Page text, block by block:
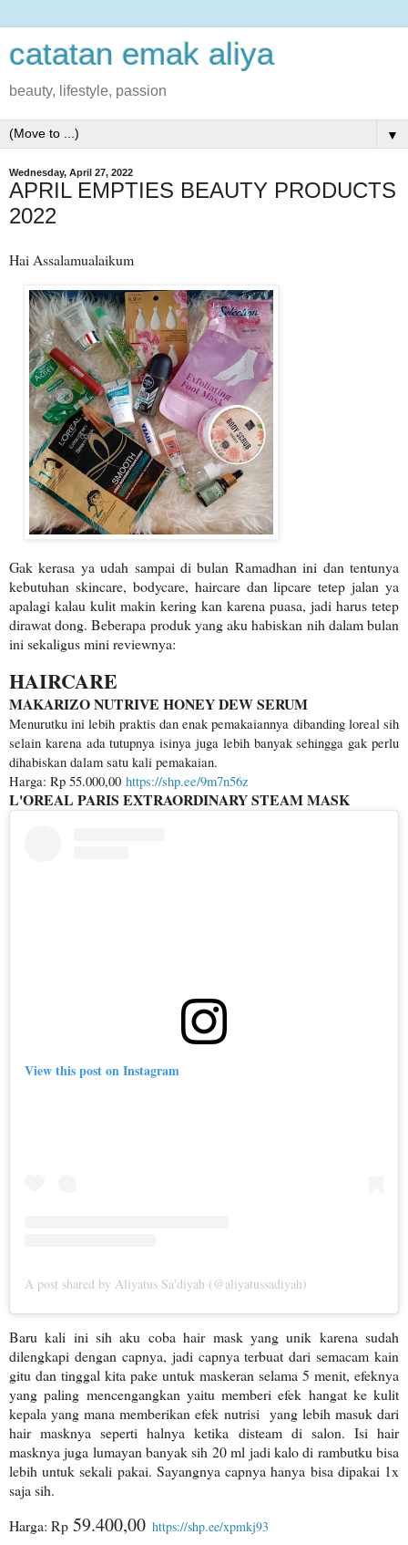
catatan emak aliya
beauty, lifestyle, passion
▼
Wednesday, April 27, 2022
APRIL EMPTIES BEAUTY PRODUCTS
2022
Hai Assalamualaikum
Gak kerasa ya udah sampai di bulan Ramadhan ini dan tentunya
kebutuhan skincare, bodycare, haircare dan lipcare tetep jalan ya
apalagi kalau kulit makin kering kan karena puasa, jadi harus tetep
dirawat dong. Beberapa produk yang aku habiskan nih dalam bulan
ini sekaligus mini reviewnya:
HAIRCARE
MAKARIZO NUTRIVE HONEY DEW SERUM
Menurutku ini lebih praktis dan enak pemakaiannya dibanding loreal sih
selain karena ada tutupnya isinya juga lebih banyak sehingga gak perlu
dihabiskan dalam satu kali pemakaian.
Harga: Rp 55.000,00 https://shp.ee/9m7n56z
L'OREAL PARIS EXTRAORDINARY STEAM MASK
View this post on Instagram
A post shared by Aliyatus Sa'diyah (@aliyatussadiyah)
Baru kali ini sih aku coba hair mask yang unik karena sudah
dilengkapi dengan capnya, jadi capnya terbuat dari semacam kain
gitu dan tinggal kita pake untuk maskeran selama 5 menit, efeknya
yang paling mencengangkan yaitu memberi efek hangat ke kulit
kepala yang mana memberikan efek nutrisi yang lebih masuk dari
hair masknya seperti halnya ketika disteam di salon. Isi hair
masknya juga lumayan banyak sih 20 ml jadi kalo di rambutku bisa
lebih untuk sekali pakai. Sayangnya capnya hanya bisa dipakai 1x
saja sih.
Harga: Rp 59.400,00 https://shp.ee/xpmkj93